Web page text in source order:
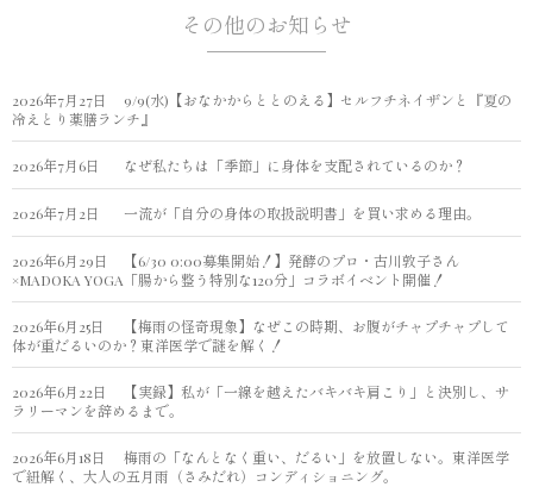
その他のお知らせ
2026年7月27日
9/9(水)【おなかからととのえる】セルフチネイザンと『夏の
冷えとり薬膳ランチ』
2026年7月6日 なぜ私たちは「季節」に身体を支配されているのか？
2026年7月2日 一流が「自分の身体の取扱説明書」を買い求める理由。
2026年6月29日
【6/30 0:00募集開始！】発酵のプロ・古川敦子さん
×MADOKA YOGA「腸から整う特別な120分」コラボイベント開催！
2026年6月25日
【梅雨の怪奇現象】なぜこの時期、お腹がチャプチャプして
体が重だるいのか？東洋医学で謎を解く！
2026年6月22日
【実録】私が「一線を越えたバキバキ肩こり」と決別し、サ
ラリーマンを辞めるまで。
2026年6月18日
梅雨の「なんとなく重い、だるい」を放置しない。東洋医学
で紐解く、大人の五月雨（さみだれ）コンディショニング。